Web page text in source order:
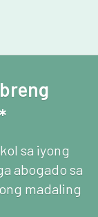
sa iyong
abogado sa
madaling